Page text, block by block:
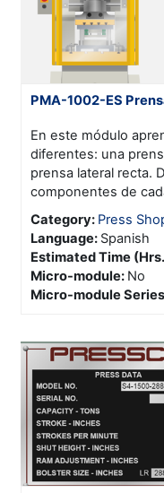
PMA-1002-ES
En este módulo
diferentes: una
prensa lateral recta.
componentes de
Category: Press
Language: Spanish
Estimated Time
Micro-module: No
Micro-module Series